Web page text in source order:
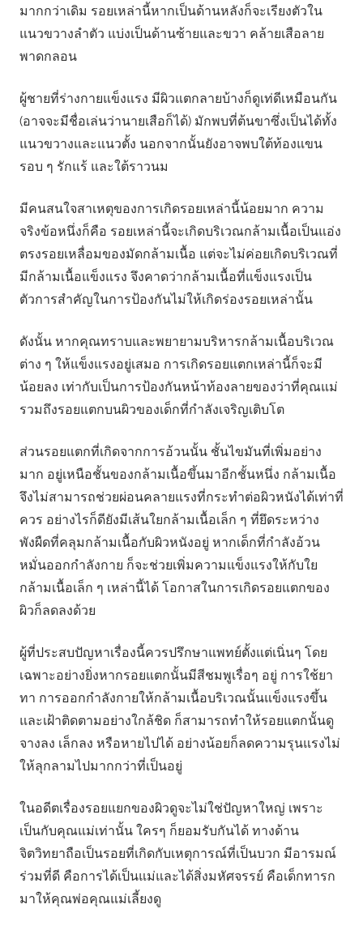
มากกว่าเดิม รอยเหล่านี้หากเป็นด้านหลังก็จะเรียงตัวใน
แนวขวางลำตัว แบ่งเป็นด้านซ้ายและขวา คล้ายเสือลาย
พาดกลอน
ผู้ชายที่ร่างกายแข็งแรง มีผิวแตกลายบ้างก็ดูเท่ดีเหมือนกัน
(อาจจะมีชื่อเล่นว่านายเสือก็ได้) มักพบที่ต้นขาซึ่งเป็นได้ทั้ง
แนวขวางและแนวตั้ง นอกจากนั้นยังอาจพบใต้ท้องแขน
รอบ ๆ รักแร้ และใต้ราวนม
มีคนสนใจสาเหตุของการเกิดรอยเหล่านี้น้อยมาก ความ
จริงข้อหนึ่งก็คือ รอยเหล่านี้จะเกิดบริเวณกล้ามเนื้อเป็นแอ่ง
ตรงรอยเหลื่อมของมัดกล้ามเนื้อ แต่จะไม่ค่อยเกิดบริเวณที่
มีกล้ามเนื้อแข็งแรง จึงคาดว่ากล้ามเนื้อที่แข็งแรงเป็น
ตัวการสำคัญในการป้องกันไม่ให้เกิดร่องรอยเหล่านั้น
ดังนั้น หากคุณทราบและพยายามบริหารกล้ามเนื้อบริเวณ
ต่าง ๆ ให้แข็งแรงอยู่เสมอ การเกิดรอยแตกเหล่านี้ก็จะมี
น้อยลง เท่ากับเป็นการป้องกันหน้าท้องลายของว่าที่คุณแม่
รวมถึงรอยแตกบนผิวของเด็กที่กำลังเจริญเติบโต
ส่วนรอยแตกที่เกิดจากการอ้วนนั้น ชั้นไขมันที่เพิ่มอย่าง
มาก อยู่เหนือชั้นของกล้ามเนื้อขึ้นมาอีกชั้นหนึ่ง กล้ามเนื้อ
จึงไม่สามารถช่วยผ่อนคลายแรงที่กระทำต่อผิวหนังได้เท่าที่
ควร อย่างไรก็ดียังมีเส้นใยกล้ามเนื้อเล็ก ๆ ที่ยึดระหว่าง
พังผืดที่คลุมกล้ามเนื้อกับผิวหนังอยู่ หากเด็กที่กำลังอ้วน
หมั่นออกกำลังกาย ก็จะช่วยเพิ่มความแข็งแรงให้กับใย
กล้ามเนื้อเล็ก ๆ เหล่านี้ได้ โอกาสในการเกิดรอยแตกของ
ผิวก็ลดลงด้วย
ผู้ที่ประสบปัญหาเรื่องนี้ควรปรึกษาแพทย์ตั้งแต่เนิ่นๆ โดย
เฉพาะอย่างยิ่งหากรอยแตกนั้นมีสีชมพูเรื่อๆ อยู่ การใช้ยา
ทา การออกกำลังกายให้กล้ามเนื้อบริเวณนั้นแข็งแรงขึ้น
และเฝ้าติดตามอย่างใกล้ชิด ก็สามารถทำให้รอยแตกนั้นดู
จางลง เล็กลง หรือหายไปได้ อย่างน้อยก็ลดความรุนแรงไม่
ให้ลุกลามไปมากกว่าที่เป็นอยู่
ในอดีตเรื่องรอยแยกของผิวดูจะไม่ใช่ปัญหาใหญ่ เพราะ
เป็นกับคุณแม่เท่านั้น ใครๆ ก็ยอมรับกันได้ ทางด้าน
จิตวิทยาถือเป็นรอยที่เกิดกับเหตุการณ์ที่เป็นบวก มีอารมณ์
ร่วมที่ดี คือการได้เป็นแม่และได้สิ่งมหัศจรรย์ คือเด็กทารก
มาให้คุณพ่อคุณแม่เลี้ยงดู